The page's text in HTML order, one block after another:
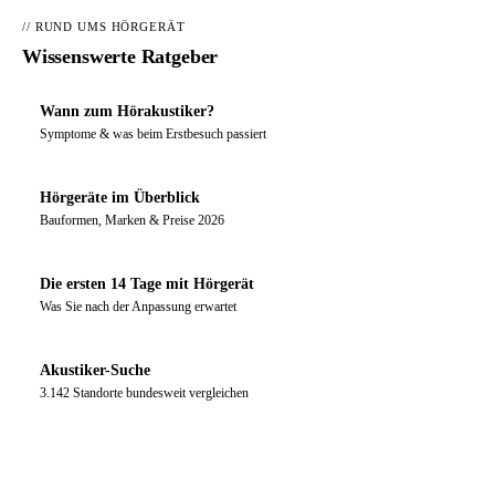
// RUND UMS HÖRGERÄT
Wissenswerte Ratgeber
Wann zum Hörakustiker?
Symptome & was beim Erstbesuch passiert
Hörgeräte im Überblick
Bauformen, Marken & Preise 2026
Die ersten 14 Tage mit Hörgerät
Was Sie nach der Anpassung erwartet
Akustiker-Suche
3.142 Standorte bundesweit vergleichen